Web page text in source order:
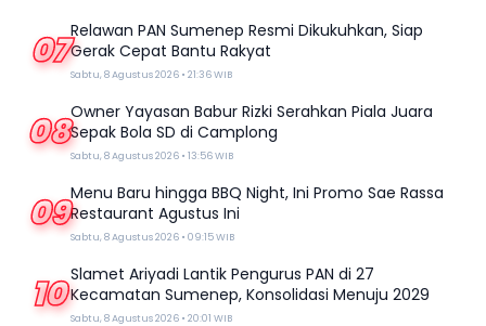
07Relawan PAN Sumenep Resmi Dikukuhkan, Siap
Gerak Cepat Bantu Rakyat
Sabtu, 8 Agustus 2026 • 21:36 WIB
08Owner Yayasan Babur Rizki Serahkan Piala Juara
Sepak Bola SD di Camplong
Sabtu, 8 Agustus 2026 • 13:56 WIB
09Menu Baru hingga BBQ Night, Ini Promo Sae Rassa
Restaurant Agustus Ini
Sabtu, 8 Agustus 2026 • 09:15 WIB
10 Slamet Ariyadi Lantik Pengurus PAN di 27
Kecamatan Sumenep, Konsolidasi Menuju 2029
Sabtu, 8 Agustus 2026 • 20:01 WIB